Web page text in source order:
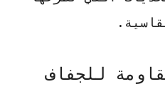
للجفاف